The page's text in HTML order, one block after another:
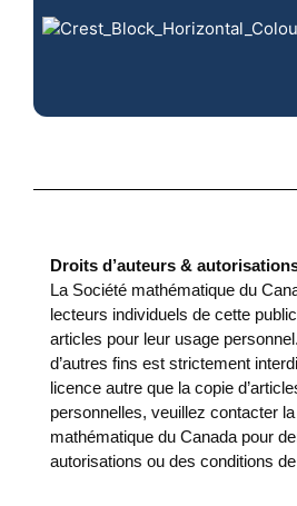
Droits d’auteurs &
La Société mathématique du
lecteurs individuels de cette
articles pour leur usage
d’autres fins est strictement
licence autre que la copie
personnelles, veuillez contacter
mathématique du Canada pour
autorisations ou des conditions